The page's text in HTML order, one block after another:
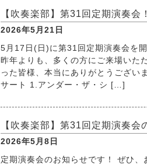
【吹奏楽部】第31回定期演奏会
2026年5月21日
5月17日(日)に第31回定期演奏会を
昨年よりも、多くの方にご来場いた
った皆様、本当にありがとうござ
サート 1.アンダー・ザ・シ […]
【吹奏楽部】第31回定期演奏会
2026年5月8日
定期演奏会のお知らせです！ ぜひ、